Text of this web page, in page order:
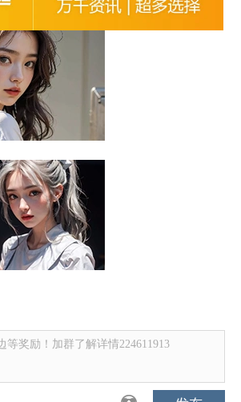
等奖励！加群了解详情224611913